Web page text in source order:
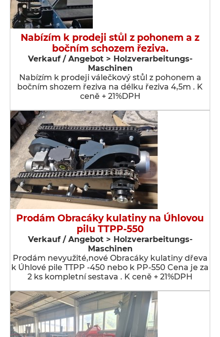
Nabízím k prodeji stůl z pohonem a z
bočním schozem řeziva.
Verkauf / Angebot > Holzverarbeitungs-
Maschinen
Nabízím k prodeji válečkový stůl z pohonem a
bočním shozem řeziva na délku řeziva 4,5m . K
ceně + 21%DPH
Prodám Obracáky kulatiny na Úhlovou
pilu TTPP-550
Verkauf / Angebot > Holzverarbeitungs-
Maschinen
Prodám nevyužité,nové Obracáky kulatiny dřeva
k Úhlové pile TTPP -450 nebo k PP-550 Cena je za
2 ks kompletní sestava . K ceně + 21%DPH